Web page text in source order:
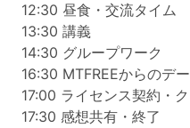
12:30 昼食・交流タイム
13:30 講義
14:30 グループワーク
16:30 MTFREEからのデ
17:00 ライセンス契約・
17:30 感想共有・終了